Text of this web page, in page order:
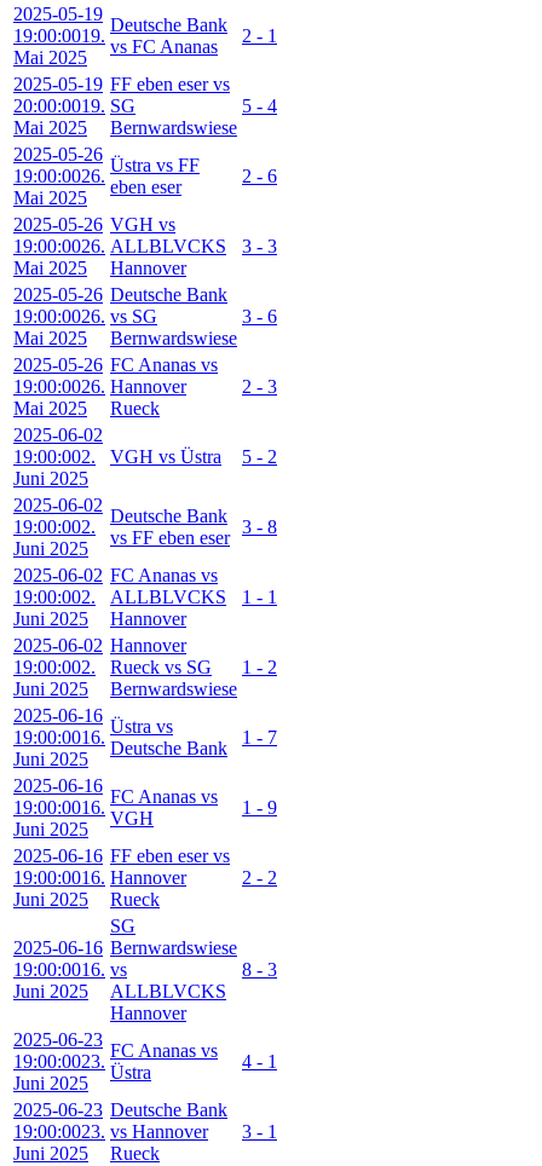
2025-05-19
19:00:0019.
Mai 2025
Deutsche Bank
vs FC Ananas
2 - 1
2025-05-19
20:00:0019.
Mai 2025
FF eben eser vs
SG
Bernwardswiese
5 - 4
2025-05-26
19:00:0026.
Mai 2025
Üstra vs FF
eben eser
2 - 6
2025-05-26
19:00:0026.
Mai 2025
VGH vs
ALLBLVCKS
Hannover
3 - 3
2025-05-26
19:00:0026.
Mai 2025
Deutsche Bank
vs SG
Bernwardswiese
3 - 6
2025-05-26
19:00:0026.
Mai 2025
FC Ananas vs
Hannover
Rueck
2 - 3
2025-06-02
19:00:002.
Juni 2025
VGH vs Üstra 5 - 2
2025-06-02
19:00:002.
Juni 2025
Deutsche Bank
vs FF eben eser
3 - 8
2025-06-02
19:00:002.
Juni 2025
FC Ananas vs
ALLBLVCKS
Hannover
1 - 1
2025-06-02
19:00:002.
Juni 2025
Hannover
Rueck vs SG
Bernwardswiese
1 - 2
2025-06-16
19:00:0016.
Juni 2025
Üstra vs
Deutsche Bank
1 - 7
2025-06-16
19:00:0016.
Juni 2025
FC Ananas vs
VGH
1 - 9
2025-06-16
19:00:0016.
Juni 2025
FF eben eser vs
Hannover
Rueck
2 - 2
2025-06-16
19:00:0016.
Juni 2025
SG
Bernwardswiese
vs
ALLBLVCKS
Hannover
8 - 3
2025-06-23
19:00:0023.
Juni 2025
FC Ananas vs
Üstra
4 - 1
2025-06-23
19:00:0023.
Juni 2025
Deutsche Bank
vs Hannover
Rueck
3 - 1